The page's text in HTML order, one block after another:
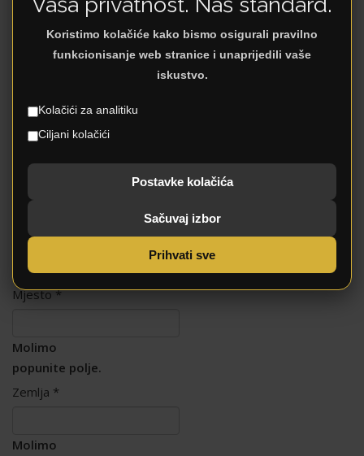
Molimo
popunite polje.
Adresa
popunite polje.
Mjesto*
Molimo
popunite polje.
Zemlja *
Molimo
Koristimo kolačiće kako bismo osigurali pravilno
funkcionisanje web stranice i unaprijedili vaše
iskustvo.
Kolačići za analitiku
Ciljani kolačići
Postavke kolačića
Sačuvaj izbor
Prihvati sve